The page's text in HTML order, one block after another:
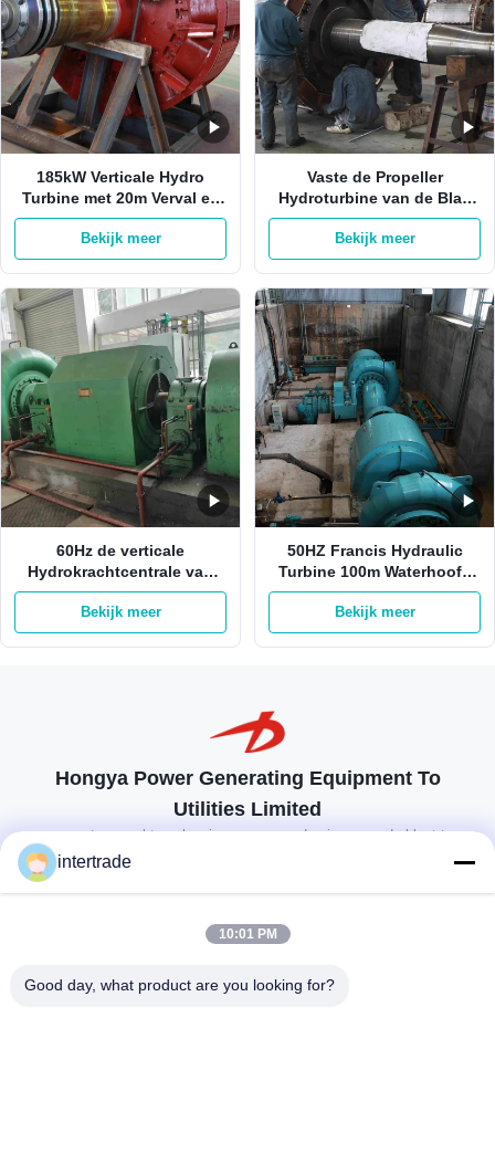
185kW Verticale Hydro
Turbine met 20m Verval en
3,5 m³/s Debiet Kaplan
Dwarsstroom Turbine
Generator
Bekijk meer
Vaste de Propeller
Hydroturbine van de Blad
Asstroom op Net van Net
50KW-20MW
Bekijk meer
60Hz de verticale
Hydrokrachtcentrale van
Turbinefrancis turbine
generator for hydroelectric
Bekijk meer
50HZ Francis Hydraulic
Turbine 100m Waterhoofd
Automatisch op Net
Bekijk meer
Hongya Power Generating Equipment To
Utilities Limited
op maat gemaakte oplossingen om aan de eisen van de klant te
86-28-37561966-8:00
intertrade
10:01 PM
Good day, what product are you looking for?